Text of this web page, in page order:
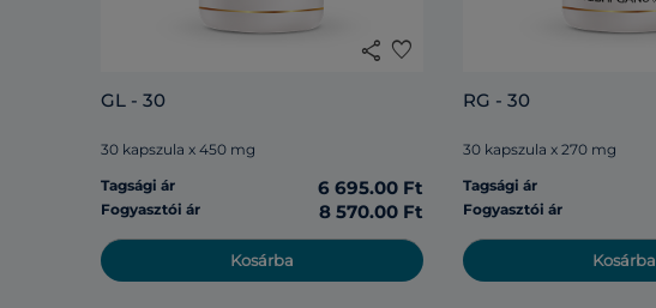
share favorite
GL - 30
30 kapszula x 450 mg
Tagsági ár
6 695.00 Ft
Fogyasztói ár 8 570.00 Ft
Kosárba
RG - 30
30 kapszula x 270 mg
Tagsági ár
Fogyasztói ár
Kosárba